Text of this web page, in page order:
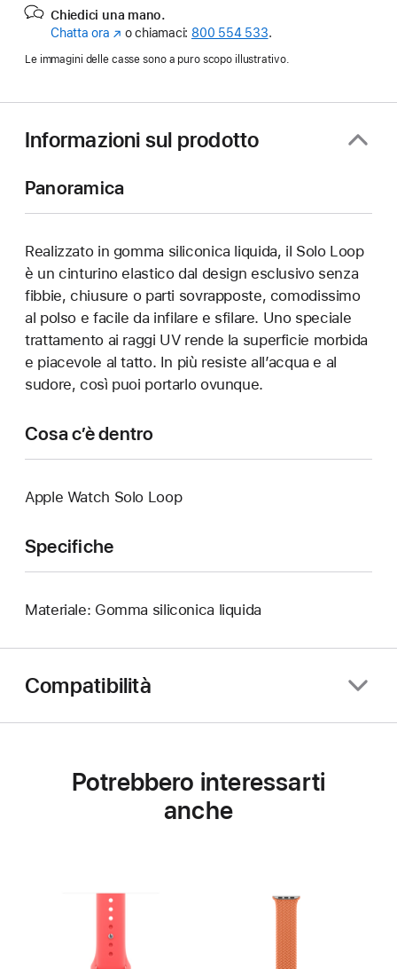
Chiedici una mano.
Chatta ora (Si
nuova
o chiamaci: 800 554 533.
Le immagini delle casse sono a puro scopo illustrativo.
Informazioni sul prodotto
Panoramica
Realizzato in gomma siliconica liquida, il Solo Loop
è un cinturino elastico dal design esclusivo senza
fibbie, chiusure o parti sovrapposte, comodissimo
al polso e facile da infilare e sfilare. Uno speciale
trattamento ai raggi UV rende la superficie morbida
e piacevole al tatto. In più resiste all’acqua e al
sudore, così puoi portarlo ovunque.
Cosa c’è dentro
Apple Watch Solo Loop
Specifiche
Materiale: Gomma siliconica liquida
Compatibilità
Potrebbero interessarti
anche